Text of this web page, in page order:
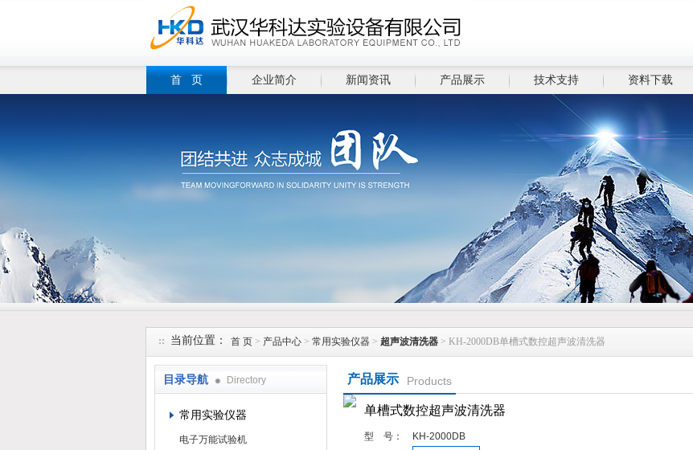
首 页 企业简介 新闻资讯 产品展示 技术支持 资料下载
当前位置： 首 页 > 产品中心 > 常用实验仪器 > 超声波清洗器 > KH-2000DB单槽式数控超声波清洗器
目录导航 Directory
常用实验仪器
电子万能试验机
产品展示 Products
单槽式数控超声波清洗器
型 号：
KH-2000DB